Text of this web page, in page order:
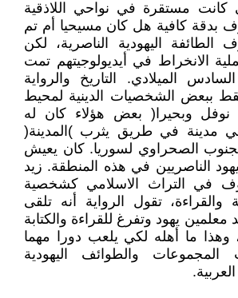
كانت مستقرة في نواحي اللاذقية
بدقة كافية هل كان مسيحيا أم تم
اليهودية الناصرية، لكن
الانخراط في أيديولوجيتهم تمت
الميلادي. التاريخ والرواية
ببعض الشخصيات الدينية لمحيط
وبحيرا( بعض هؤلاء كان له
مدينة في طريق يثرب )المدينة(
الصحراوي لسوريا. كان يعيش
الناصريين في هذه المنطقة. زيد
في التراث الاسلامي كشخصية
والقراءة، تقول الرواية أنه تلقى
يهود وتفرغ للقراءة والكتابة
وهذا ما أهله لكي يلعب دورا مهما
والطوائف اليهودية